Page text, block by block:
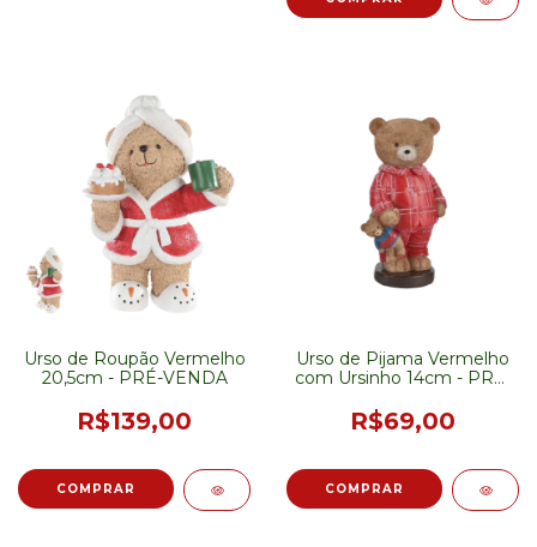
Urso de Roupão Vermelho
20,5cm - PRÉ-VENDA
R$139,00
Urso de Pijama Vermelho
com Ursinho 14cm - PRÉ-
R$69,00